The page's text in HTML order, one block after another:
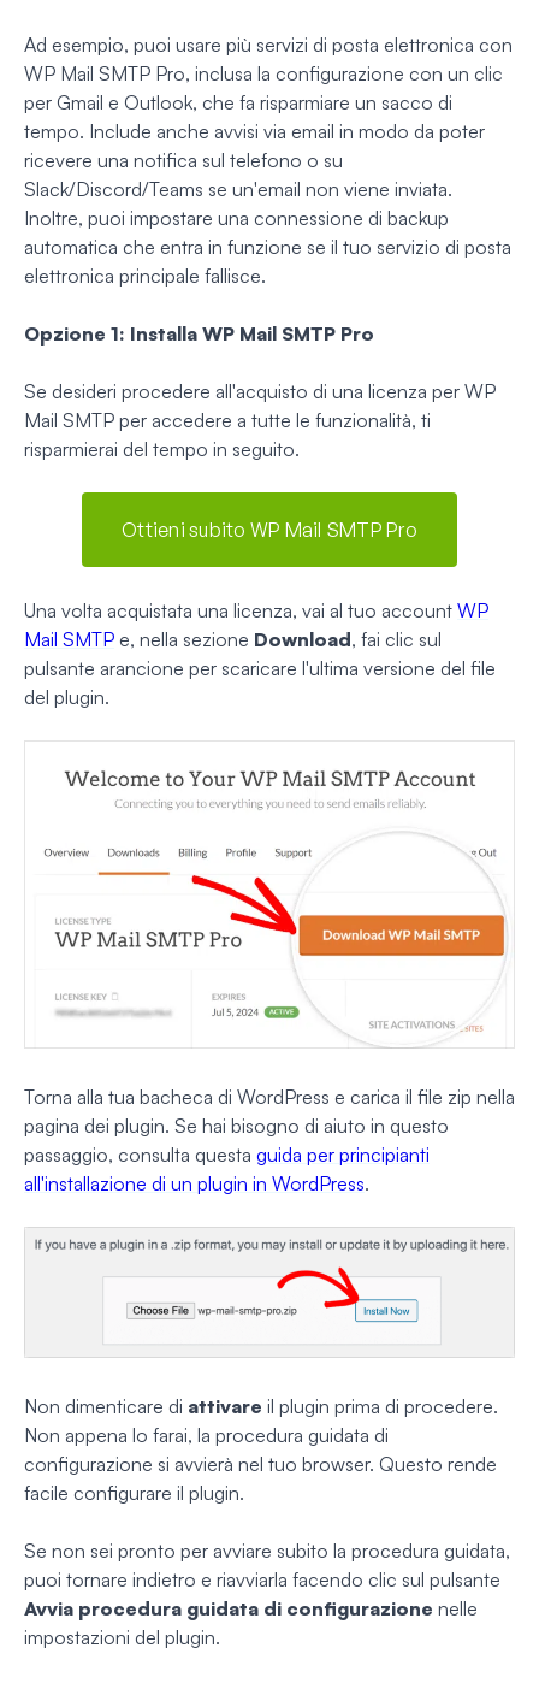
Ad esempio, puoi usare più servizi di posta elettronica con
WP Mail SMTP Pro, inclusa la configurazione con un clic
per Gmail e Outlook, che fa risparmiare un sacco di
tempo. Include anche avvisi via email in modo da poter
ricevere una notifica sul telefono o su
Slack/Discord/Teams se un'email non viene inviata.
Inoltre, puoi impostare una connessione di backup
automatica che entra in funzione se il tuo servizio di posta
elettronica principale fallisce.
Opzione 1: Installa WP Mail SMTP Pro
Se desideri procedere all'acquisto di una licenza per WP
Mail SMTP per accedere a tutte le funzionalità, ti
risparmierai del tempo in seguito.
Ottieni subito WP Mail SMTP Pro
Una volta acquistata una licenza, vai al tuo account WP
Mail SMTP e, nella sezione Download, fai clic sul
pulsante arancione per scaricare l'ultima versione del file
del plugin.
Torna alla tua bacheca di WordPress e carica il file zip nella
pagina dei plugin. Se hai bisogno di aiuto in questo
passaggio, consulta questa guida per principianti
all'installazione di un plugin in WordPress.
Non dimenticare di attivare il plugin prima di procedere.
Non appena lo farai, la procedura guidata di
configurazione si avvierà nel tuo browser. Questo rende
facile configurare il plugin.
Se non sei pronto per avviare subito la procedura guidata,
puoi tornare indietro e riavviarla facendo clic sul pulsante
Avvia procedura guidata di configurazione nelle
impostazioni del plugin.